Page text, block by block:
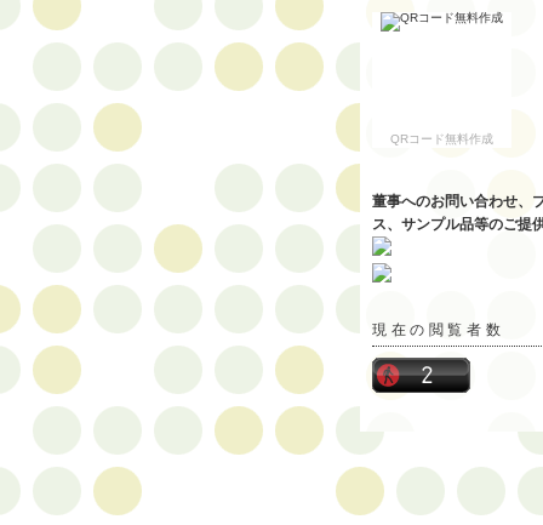
QRコード無料作成
董事へのお問い合わせ、
ス、サンプル品等のご提
現在の閲覧者数